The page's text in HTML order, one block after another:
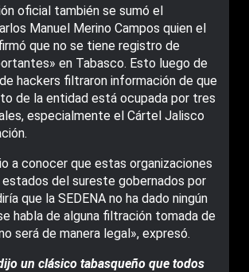
oficial también se sumó el
Manuel Merino Campos quien el
que no se tiene registro de
en Tabasco. Esto luego de
hackers filtraron información de que
de la entidad está ocupada por tres
especialmente el Cártel Jalisco
a conocer que estas organizaciones
estados del sureste gobernados por
que la SEDENA no ha dado ningún
habla de alguna filtración tomada de
será de manera legal», expresó.
un clásico tabasqueño que todos